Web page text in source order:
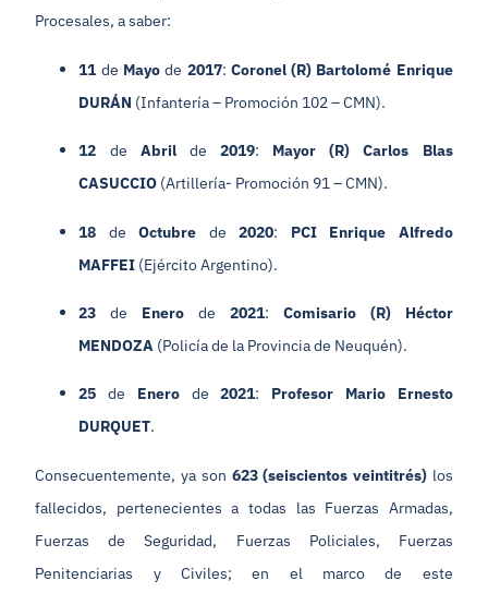
Procesales, a saber:
11de Mayode 2017: Coronel (R) Bartolomé Enrique
DURÁN (Infantería – Promoción 102 – CMN).
12 de Abrilde2019: Mayor (R) Carlos Blas
CASUCCIO (Artillería- Promoción 91 – CMN).
18 deOctubre de2020: PCI Enrique Alfredo
MAFFEI (Ejército Argentino).
23 de Enero de 2021: Comisario (R) Héctor
MENDOZA (Policía de la Provincia de Neuquén).
25 de Enerode2021: Profesor Mario Ernesto
DURQUET.
Consecuentemente, ya son 623(seiscientos veintitrés) los
fallecidos, pertenecientes a todas las Fuerzas Armadas,
Fuerzas de Seguridad, Fuerzas Policiales, Fuerzas
Penitenciarias y Civiles; en el marco de este